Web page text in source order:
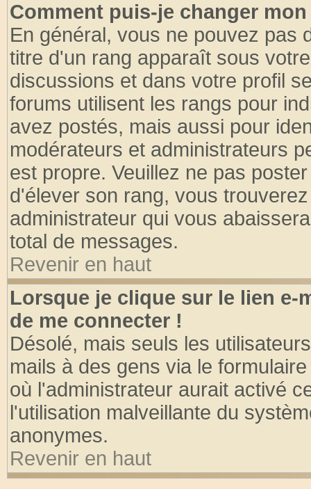
Comment puis-je changer
En général, vous ne pouvez pas
titre d'un rang apparaît sous
discussions et dans votre profil
forums utilisent les rangs pour
avez postés, mais aussi pour
modérateurs et administrateurs
est propre. Veuillez ne pas
d'élever son rang, vous
administrateur qui vous
total de messages.
Revenir en haut
Lorsque je clique sur le lien e-
de me connecter !
Désolé, mais seuls les
mails à des gens via le
où l'administrateur aurait activé
l'utilisation malveillante du
anonymes.
Revenir en haut